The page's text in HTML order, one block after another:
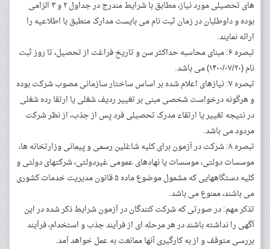
های تحصیلی مورد نیاز، مطابق با شرایط مندرج در جداول ۲ و ۳ الزامی
بوده و داوطلبان در زمان ثبت نام می بایست مدارک منطبق با اطلاعیه را
ارائه نمایند.
تبصره ۶: مبنای محاسبه حداکثر سن و تاریخ فراغت از تحصیل، تا روز ثبت
نام (۱۴۰۰/۰۷/۲۰) می باشد.
تبصره ۷: نیازهای اعلام شده بر اساس ساختار سازمانی مصوب شرکت بوده
و هرگونه درخواست شخصی مبنی بر تغییر ردیف شغلی یا ارتقا رده شغلی
در نتیجه تغییر یا ارتقاء مدرک تحصیلی فرد پس از جذب، از نظر شرکت
مردود می باشد.
تبصره ۸: شرکت در آزمون برای کلیه شاغلین رسمی و پیمانی وزارتخانه ها،
موسسات دولتی، موسسات یا نهادهای عمومی غیردولتی، شرکتهای دولتی و
کلیه دستگاههایی که مشمول موضوع ماده ۵ قانون مدیریت خدمات کشوری
می باشند، ممنوع می باشد.
تذکر مهم: در صورتی که شرکت کنندگان در آزمون شرایط ذکر شده در این
آگهی را نداشته باشند در هر مرحله ای از فرآیند جذب و استخدام، فرآیند
بررسی متوقف و از به کارگیری آنها ممانعت به عمل خواهد آمد.